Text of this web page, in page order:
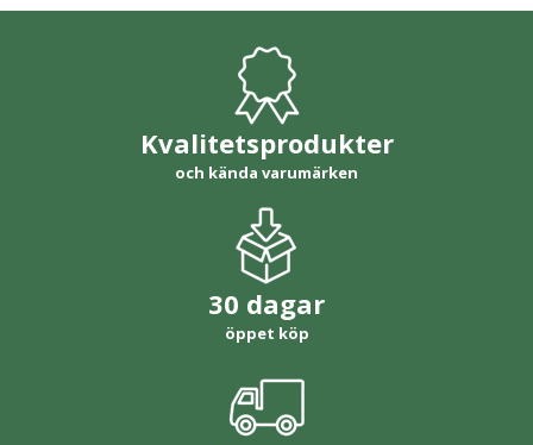
Kvalitetsprodukter
och kända varumärken
30 dagar
öppet köp